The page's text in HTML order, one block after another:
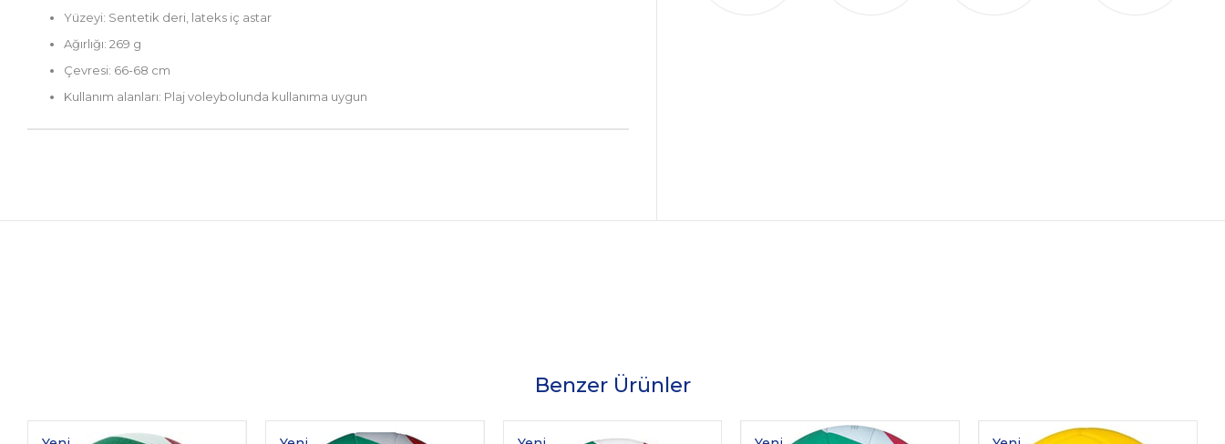
Yüzeyi: Sentetik deri, lateks iç astar
Ağırlığı: 269 g
Çevresi: 66-68 cm
Kullanım alanları: Plaj voleybolunda kullanıma uygun
Benzer Ürünler